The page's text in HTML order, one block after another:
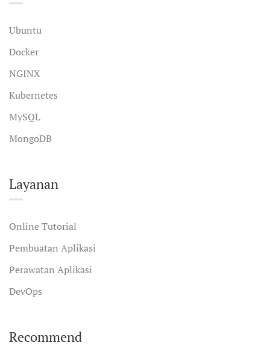
Ubuntu
Docker
NGINX
Kubernetes
MySQL
MongoDB
Layanan
Online Tutorial
Pembuatan Aplikasi
Perawatan Aplikasi
DevOps
Recommend